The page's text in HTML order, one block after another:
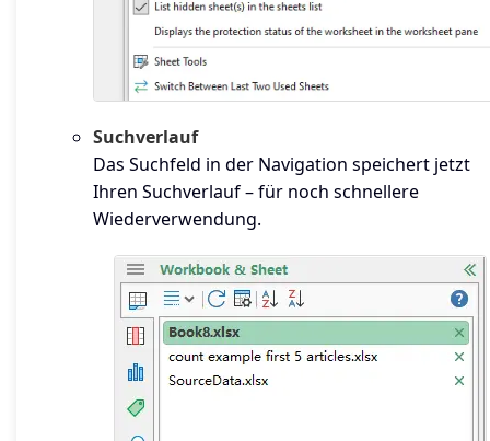
Suchverlauf
Das Suchfeld in der Navigation speichert jetzt
Ihren Suchverlauf – für noch schnellere
Wiederverwendung.